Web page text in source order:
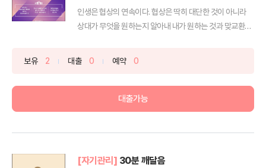
인생은 협상의 연속이다. 협상은 딱히 대단한 것이 아니라
상대가 무엇을 원하는지 알아내 내가 원하는 것과 맞교환하
보유 2 대출 0 예약 0
대출가능
[자기관리] 30분 깨달음